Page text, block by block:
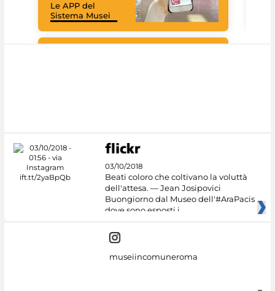
Le APP del
Sistema Musei
03/10/2018
Beati coloro che coltivano la voluttà
dell'attesa. — Jean Josipovici
Buongiorno dal Museo dell'#AraPacis
dove sono esposti i
museiincomuneroma